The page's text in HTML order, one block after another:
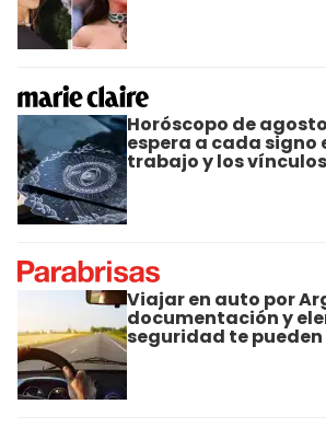
Horóscopo de
espera a cada signo
trabajo y los vínculos
Viajar en auto por
documentación y
seguridad te